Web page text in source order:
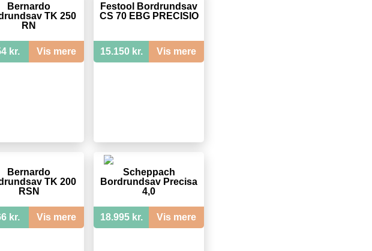
Bernardo
TK 250
RN
kr. Vis mere
Festool Bordrundsav
CS 70 EBG PRECISIO
15.150 kr. Vis mere
Bernardo
TK 200
RSN
kr. Vis mere
Scheppach
Bordrundsav Precisa
4,0
18.995 kr. Vis mere